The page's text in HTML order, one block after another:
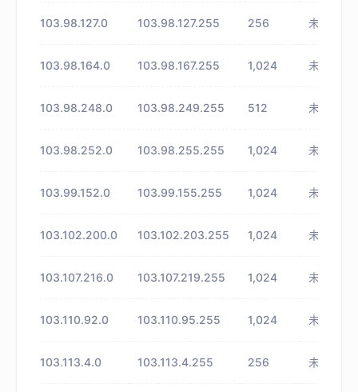
103.98.127.0 103.98.127.255 256 未知
103.98.164.0 103.98.167.255 1,024 未知
103.98.248.0 103.98.249.255 512 未知
103.98.252.0 103.98.255.255 1,024 未知
103.99.152.0 103.99.155.255 1,024 未知
103.102.200.0 103.102.203.255 1,024 未知
103.107.216.0 103.107.219.255 1,024 未知
103.110.92.0 103.110.95.255 1,024 未知
103.113.4.0 103.113.4.255 256 未知